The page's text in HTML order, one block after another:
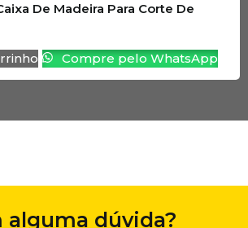
De Madeira Para Corte De
Compre pelo WhatsApp
alguma dúvida?